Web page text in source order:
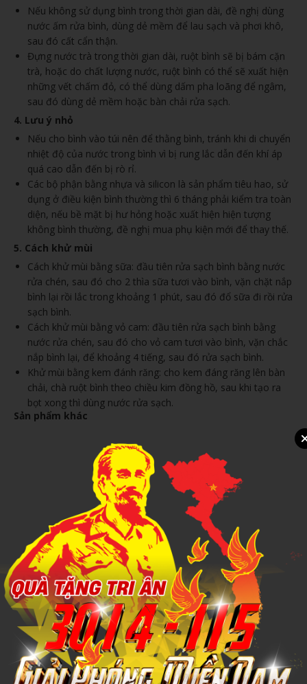
Nếu không sử dụng bình trong thời gian dài, đề nghị dùng
nước ấm rửa bình, dùng dẻ mềm để lau sạch và phơi khô,
sau đó cất cẩn thận.
Đựng nước trà trong thời gian dài, ruột bình sẽ bị bám cặn
trà, hoặc do chất lượng nước, ruột bình có thể sẽ xuất hiện
những vết chấm đỏ, có thể dùng dấm pha loãng để ngâm,
sau đó dùng dẻ mềm hoặc bàn chải rửa sạch.
4. Lưu ý nhỏ
Nếu cho bình vào túi nên để thằng bình, tránh khi di chuyển
nhiệt độ của nước trong bình vì bị rung lắc dẫn đến khí áp
quá cao dẫn đến bị rò rỉ.
Các bộ phận bằng nhựa và silicon là sản phẩm tiêu hao, sử
dụng ở điều kiện bình thường thì 6 tháng phải kiểm tra toàn
diện, nếu bề mặt bị hư hỏng hoặc xuất hiện hiện tượng
không bình thường, đề nghị mua phụ kiện mới để thay thế.
5. Cách khử mùi
Cách khử mùi bằng sữa: đầu tiên rửa sạch bình bằng nước
rửa chén, sau đó cho 2 thìa sữa tươi vào bình, vặn chặt nắp
bình lại rồi lắc trong khoảng 1 phút, sau đó đổ sữa đi rồi rửa
sạch bình.
Cách khử mùi bằng vỏ cam: đầu tiên rửa sạch bình bằng
nước rửa chén, sau đó cho vỏ cam tươi vào bình, vặn chắc
nắp bình lại, để khoảng 4 tiếng, sau đó rửa sạch bình.
Khử mùi bằng kem đánh răng: cho kem đáng răng lên bàn
chải, chà ruột bình theo chiều kim đồng hồ, sau khi tạo ra
bọt xong thì dùng nước rửa sạch.
Sản phẩm khác